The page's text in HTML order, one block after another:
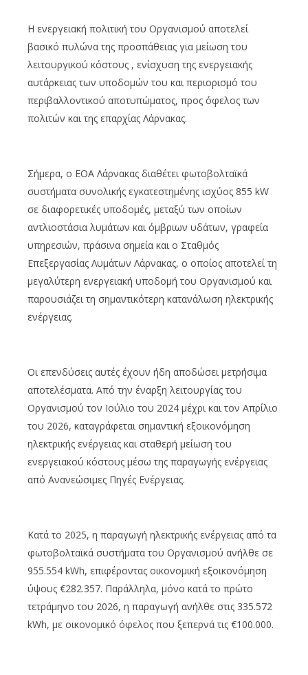
Η ενεργειακή πολιτική του Οργανισμού αποτελεί
βασικό πυλώνα της προσπάθειας για μείωση του
λειτουργικού κόστους , ενίσχυση της ενεργειακής
αυτάρκειας των υποδομών του και περιορισμό του
περιβαλλοντικού αποτυπώματος, προς όφελος των
πολιτών και της επαρχίας Λάρνακας.
Σήμερα, ο ΕΟΑ Λάρνακας διαθέτει φωτοβολταϊκά
συστήματα συνολικής εγκατεστημένης ισχύος 855 kW
σε διαφορετικές υποδομές, μεταξύ των οποίων
αντλιοστάσια λυμάτων και όμβριων υδάτων, γραφεία
υπηρεσιών, πράσινα σημεία και ο Σταθμός
Επεξεργασίας Λυμάτων Λάρνακας, ο οποίος αποτελεί τη
μεγαλύτερη ενεργειακή υποδομή του Οργανισμού και
παρουσιάζει τη σημαντικότερη κατανάλωση ηλεκτρικής
ενέργειας.
Οι επενδύσεις αυτές έχουν ήδη αποδώσει μετρήσιμα
αποτελέσματα. Από την έναρξη λειτουργίας του
Οργανισμού τον Ιούλιο του 2024 μέχρι και τον Απρίλιο
του 2026, καταγράφεται σημαντική εξοικονόμηση
ηλεκτρικής ενέργειας και σταθερή μείωση του
ενεργειακού κόστους μέσω της παραγωγής ενέργειας
από Ανανεώσιμες Πηγές Ενέργειας.
Κατά το 2025, η παραγωγή ηλεκτρικής ενέργειας από τα
φωτοβολταϊκά συστήματα του Οργανισμού ανήλθε σε
955.554 kWh, επιφέροντας οικονομική εξοικονόμηση
ύψους €282.357. Παράλληλα, μόνο κατά το πρώτο
τετράμηνο του 2026, η παραγωγή ανήλθε στις 335.572
kWh, με οικονομικό όφελος που ξεπερνά τις €100.000.